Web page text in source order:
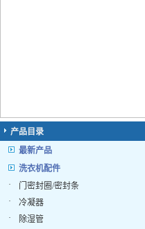
产品目录
最新产品
洗衣机配件
·
门密封圈/密封条
·
冷凝器
·
除湿管